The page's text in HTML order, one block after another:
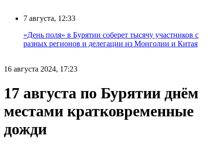
7 августа, 12:33
«День поля» в Бурятии соберет тысячу участников с
разных регионов и делегации из Монголии и Китая
16 августа 2024, 17:23
17 августа по Бурятии днём
местами кратковременные
дожди